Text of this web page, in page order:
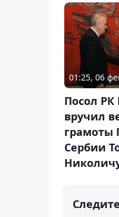
01:25, 06
Посол РК
вручил
грамоты
Сербии